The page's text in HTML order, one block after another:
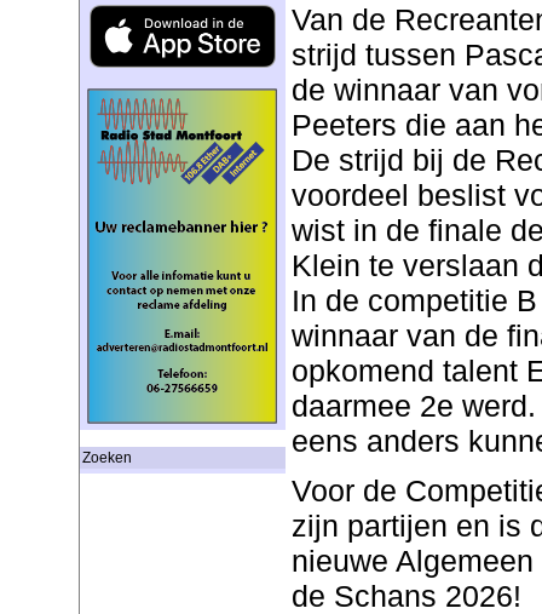
Zoeken
Van de
strijd tussen
de winnaar van
Peeters die aan
De strijd bij de
voordeel beslist
wist in de finale
Klein te verslaan
In de competitie
winnaar van de
opkomend talent
daarmee 2e
eens anders
Voor de
zijn partijen en is
nieuwe
de Schans 2026!